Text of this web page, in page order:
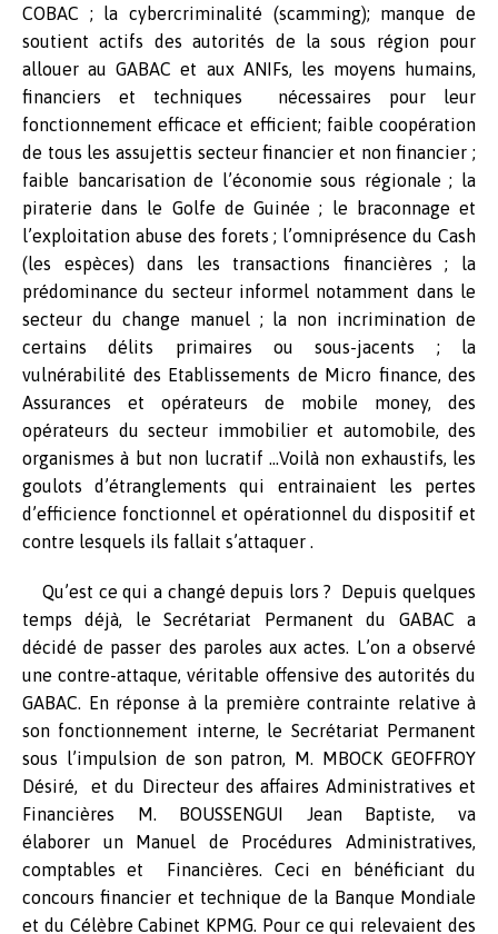
COBAC ; la cybercriminalité (scamming); manque de
soutient actifs des autorités de la sous région pour
allouer au GABAC et aux ANIFs, les moyens humains,
financiers et techniques nécessaires pour leur
fonctionnement efficace et efficient; faible coopération
de tous les assujettis secteur financier et non financier ;
faible bancarisation de l’économie sous régionale ; la
piraterie dans le Golfe de Guinée ; le braconnage et
l’exploitation abuse des forets ; l’omniprésence du Cash
(les espèces) dans les transactions financières ; la
prédominance du secteur informel notamment dans le
secteur du change manuel ; la non incrimination de
certains délits primaires ou sous-jacents ; la
vulnérabilité des Etablissements de Micro finance, des
Assurances et opérateurs de mobile money, des
opérateurs du secteur immobilier et automobile, des
organismes à but non lucratif …Voilà non exhaustifs, les
goulots d’étranglements qui entrainaient les pertes
d’efficience fonctionnel et opérationnel du dispositif et
contre lesquels ils fallait s’attaquer .
Qu’est ce qui a changé depuis lors ? Depuis quelques
temps déjà, le Secrétariat Permanent du GABAC a
décidé de passer des paroles aux actes. L’on a observé
une contre-attaque, véritable offensive des autorités du
GABAC. En réponse à la première contrainte relative à
son fonctionnement interne, le Secrétariat Permanent
sous l’impulsion de son patron, M. MBOCK GEOFFROY
Désiré, et du Directeur des affaires Administratives et
Financières M. BOUSSENGUI Jean Baptiste, va
élaborer un Manuel de Procédures Administratives,
comptables et Financières. Ceci en bénéficiant du
concours financier et technique de la Banque Mondiale
et du Célèbre Cabinet KPMG. Pour ce qui relevaient des